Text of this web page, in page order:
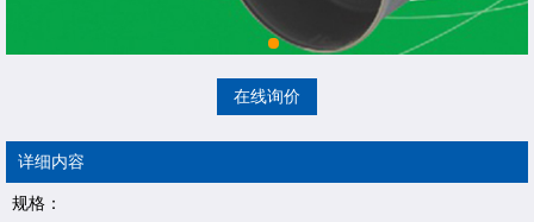
在线询价
详细内容
规格：